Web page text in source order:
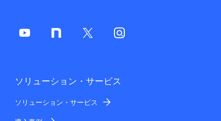
ソリューション・サービス
ソリューション・サービス